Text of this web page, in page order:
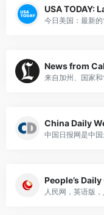
USA TODAY:
今日美国：最新
来自加州、国家
China Daily
People’s